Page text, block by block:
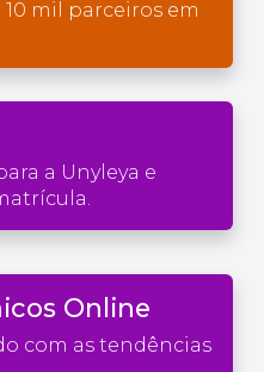
mil parceiros em
a Unyleya e
Online
com as tendências